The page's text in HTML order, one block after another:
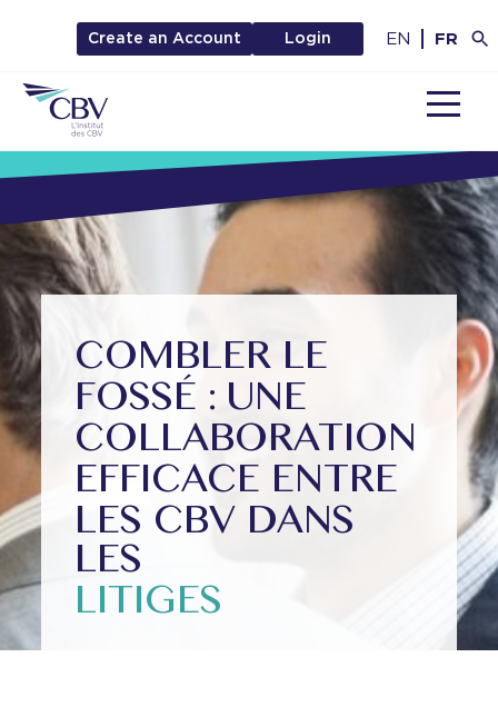
Create an Account Login EN FR
COMBLER LE
FOSSÉ : UNE
COLLABORATION
EFFICACE ENTRE
LES CBV DANS
LES
LITIGES